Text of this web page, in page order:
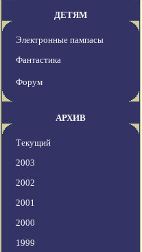
ДЕТЯМ
Электронные пампасы
Фантастика
Форум
АРХИВ
Текущий
2003
2002
2001
2000
1999